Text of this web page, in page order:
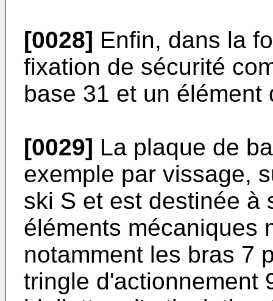
[0028] Enfin, dans la
fixation de sécurité
base 31 et un
[0029] La plaque de
exemple par vissage,
ski S et est destinée à
éléments mécaniques
notamment les bras 7
tringle d'actionnement